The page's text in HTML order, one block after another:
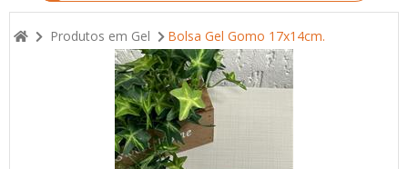
Produtos em Gel Bolsa Gel Gomo 17x14cm.